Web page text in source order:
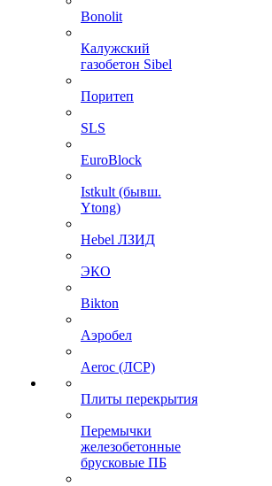
Bonolit
Калужский
газобетон Sibel
Поритеп
SLS
EuroBlock
Istkult (бывш.
Ytong)
Hebel ЛЗИД
ЭКО
Bikton
Аэробел
Aeroc (ЛСР)
Плиты перекрытия
Перемычки
железобетонные
брусковые ПБ